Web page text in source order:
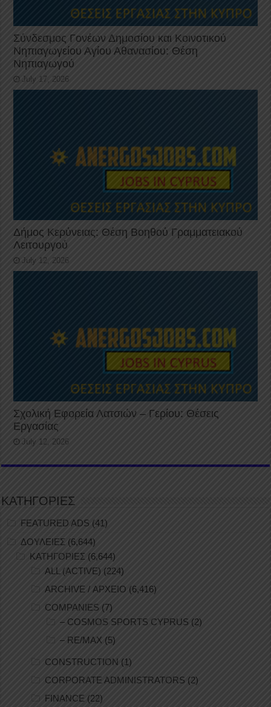
Σύνδεσμος Γονέων Δημοσίου και Κοινοτικού
Νηπιαγωγείου Αγίου Αθανασίου: Θέση
Νηπιαγωγού
July 17, 2026
Δήμος Κερύνειας: Θέση Βοηθού Γραμματειακού
Λειτουργού
July 12, 2026
Σχολική Εφορεία Λατσιών – Γερίου: Θέσεις
Εργασίας
July 12, 2026
ΚΑΤΗΓΟΡΙΕΣ
FEATURED ADS (41)
ΔΟΥΛΕΙΕΣ (6,644)
ΚΑΤΗΓΟΡΙΕΣ (6,644)
ALL (ACTIVE) (224)
ARCHIVE / ΑΡΧΕΙΟ (6,416)
COMPANIES (7)
– COSMOS SPORTS CYPRUS (2)
– RE/MAX (5)
CONSTRUCTION (1)
CORPORATE ADMINISTRATORS (2)
FINANCE (22)